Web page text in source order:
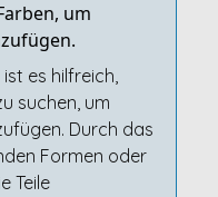
um
es hilfreich,
suchen, um
Durch das
Formen oder
Teile